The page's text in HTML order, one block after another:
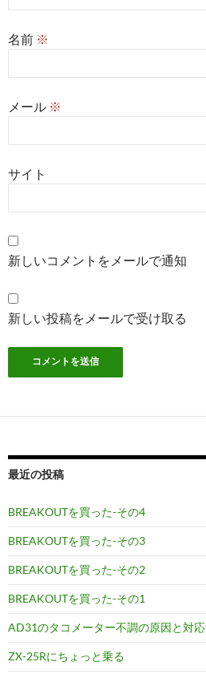
名前 ※
メール ※
サイト
新しいコメントをメールで通知
新しい投稿をメールで受け取る
最近の投稿
BREAKOUTを買った-その4
BREAKOUTを買った-その3
BREAKOUTを買った-その2
BREAKOUTを買った-その1
AD31のタコメーター不調の原因と対応
ZX-25Rにちょっと乗る